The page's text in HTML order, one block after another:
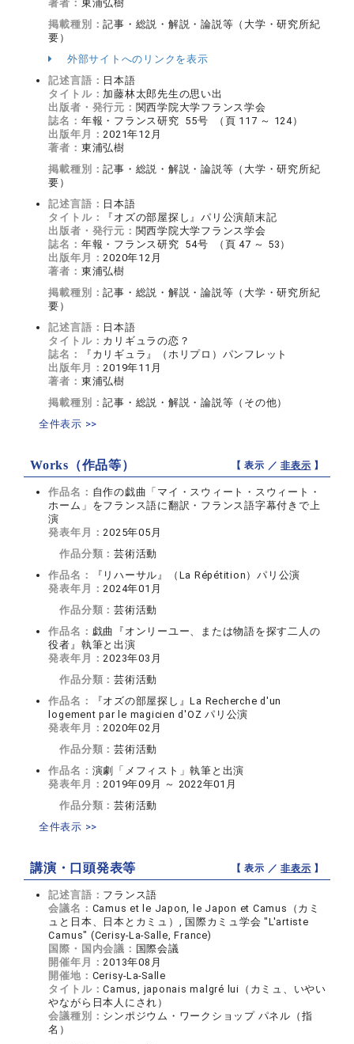
著者： 東浦弘樹
掲載種別：記事・総説・解説・論説等（大学・研究所紀
要）
外部サイトへのリンクを表示
記述言語： 日本語
タイトル： 加藤林太郎先生の思い出
出版者・発行元： 関西学院大学フランス学会
誌名： 年報・フランス研究 55号 （頁 117 ～ 124）
出版年月：2021年12月
著者： 東浦弘樹
掲載種別：記事・総説・解説・論説等（大学・研究所紀
要）
記述言語： 日本語
タイトル：
『オズの部屋探し』パリ公演顛末記
出版者・発行元： 関西学院大学フランス学会
誌名： 年報・フランス研究 54号 （頁 47 ～ 53）
出版年月：2020年12月
著者： 東浦弘樹
掲載種別：記事・総説・解説・論説等（大学・研究所紀
要）
記述言語： 日本語
タイトル： カリギュラの恋？
誌名：
『カリギュラ』（ホリプロ）パンフレット
出版年月：2019年11月
著者： 東浦弘樹
掲載種別：記事・総説・解説・論説等（その他）
全件表示 >>
Works（作品等） 【 表示 ／非表示 】
作品名： 自作の戯曲「マイ・スウィート・スウィート・
ホーム」をフランス語に翻訳・フランス語字幕付きで上
演
発表年月：2025年05月
作品分類：芸術活動
作品名：
『リハーサル』（La Répétition）パリ公演
発表年月：2024年01月
作品分類：芸術活動
作品名： 戯曲『オンリーユー、または物語を探す二人の
役者』執筆と出演
発表年月：2023年03月
作品分類：芸術活動
作品名：
『オズの部屋探し』La Recherche d'un
logement par le magicien d'OZ パリ公演
発表年月：2020年02月
作品分類：芸術活動
作品名： 演劇「メフィスト」執筆と出演
発表年月：2019年09月 ～ 2022年01月
作品分類：芸術活動
全件表示 >>
講演・口頭発表等 【 表示 ／非表示 】
記述言語： フランス語
会議名： Camus et le Japon, le Japon et Camus（カミ
ュと日本、日本とカミュ）, 国際カミュ学会 "L'artiste
Camus" (Cerisy-La-Salle, France)
国際・国内会議： 国際会議
開催年月：2013年08月
開催地： Cerisy-La-Salle
タイトル：Camus, japonais malgré lui（カミュ、いやい
やながら日本人にされ）
会議種別： シンポジウム・ワークショップ パネル（指
名）